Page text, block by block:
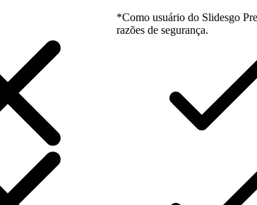
*Como usuário do Slidesgo
razões de segurança.